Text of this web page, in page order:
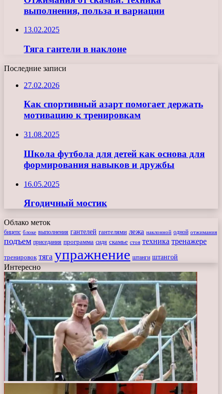
выполнения, польза и вариации
13.02.2025
Тяга гантели в наклоне
Последние записи
27.02.2026
Как спортивный азарт помогает держать
мотивацию к тренировкам
31.08.2025
Школа футбола для детей как основа для
формирования навыков и дружбы
16.05.2025
Ягодичный мостик
Облако меток
бицепс блоке выполнения гантелей гантелями лежа наклонной одной отжимания
подъем приседания программа сидя скамье стоя техника тренажере
тренировок тяга упражнение штанги штангой
Интересно